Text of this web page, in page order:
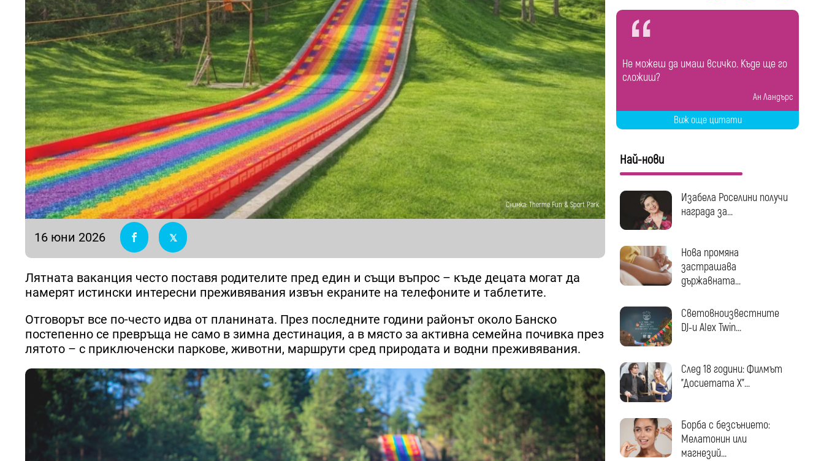
Снимка: Therme Fun & Sport Park
16 юни 2026
Лятната ваканция често поставя родителите пред един и същи въпрос – къде децата могат да
намерят истински интересни преживявания извън екраните на телефоните и таблетите.
Отговорът все по-често идва от планината. През последните години районът около Банско
постепенно се превръща не само в зимна дестинация, а в място за активна семейна почивка през
лятото – с приключенски паркове, животни, маршрути сред природата и водни преживявания.
Не можеш да имаш всичко. Къде ще го
сложиш?
Ан Ландърс
Виж още цитати
Най-нови
Изабела Роселини получи
награда за...
Нова промяна
застрашава
държавната...
Световноизвестните
DJ-и Alex Twin...
След 18 години: Филмът
"Досиетата Х"...
Борба с безсънието:
Мелатонин или
магнезий...